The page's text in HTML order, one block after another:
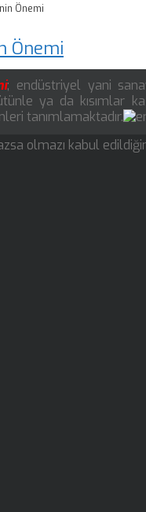
Önemi
Önemi
; endüstriyel yani
ya da kısımlar
tanımlamaktadır.
olmazı kabul